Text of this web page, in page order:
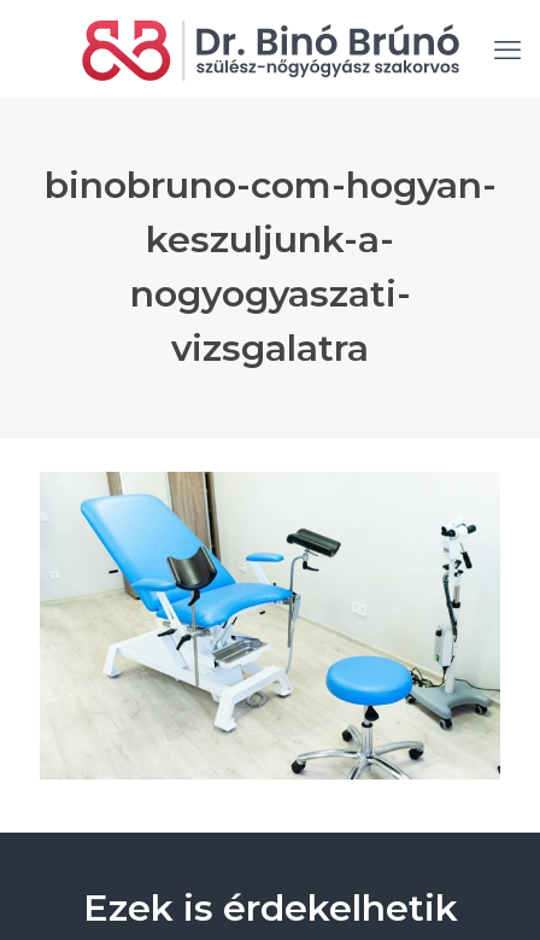
binobruno-com-hogyan-
keszuljunk-a-
nogyogyaszati-
vizsgalatra
Ezek is érdekelhetik